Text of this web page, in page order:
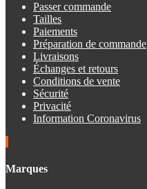
Passer commande
Tailles
Paiements
Préparation de commande
Livraisons
Échanges et retours
Conditions de vente
Sécurité
Privacité
Information Coronavirus
Marques